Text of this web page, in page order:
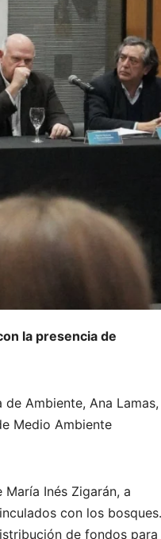
la presencia de
Ambiente, Ana Lamas,
Medio Ambiente
Inés Zigarán, a
con los bosques.
de fondos para